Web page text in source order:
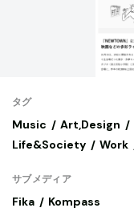
タグ
Music Art,Design
Life&Society
Work
サブメディア
Fika Kompass